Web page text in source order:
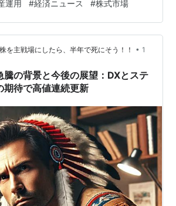
運用 #経済ニュース #株式市場
を主戦場にしたら、半年で死にそう！！ • 1
騰の背景と今後の展望：DXとステ
期待で高値連続更新